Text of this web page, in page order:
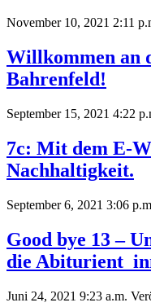
November 10, 2021 2:11
Willkommen an
Bahrenfeld!
September 15, 2021 4:22
7c: Mit dem E-
Nachhaltigkeit.
September 6, 2021 3:06
Good bye 13 –
die
Juni 24, 2021 9:23 a.m.